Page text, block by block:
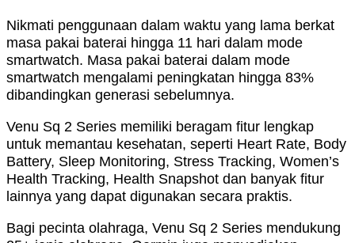
Nikmati penggunaan dalam waktu yang lama berkat
masa pakai baterai hingga 11 hari dalam mode
smartwatch. Masa pakai baterai dalam mode
smartwatch mengalami peningkatan hingga 83%
dibandingkan generasi sebelumnya.
Venu Sq 2 Series memiliki beragam fitur lengkap
untuk memantau kesehatan, seperti Heart Rate, Body
Battery, Sleep Monitoring, Stress Tracking, Women’s
Health Tracking, Health Snapshot dan banyak fitur
lainnya yang dapat digunakan secara praktis.
Bagi pecinta olahraga, Venu Sq 2 Series mendukung